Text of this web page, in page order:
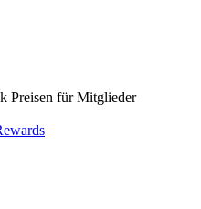
Preisen für Mitglieder